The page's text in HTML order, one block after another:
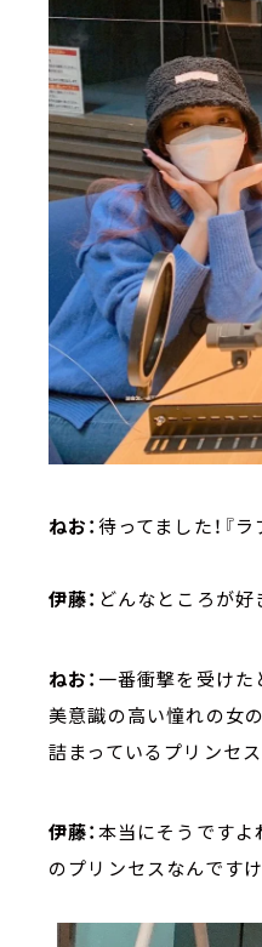
ねお：待ってました！『
伊藤： どんなところが好
ねお： 一番衝撃を受けた
美意識の高い憧れの女
詰まっているプリンセス
伊藤：本当にそうですよ
のプリンセスなんです